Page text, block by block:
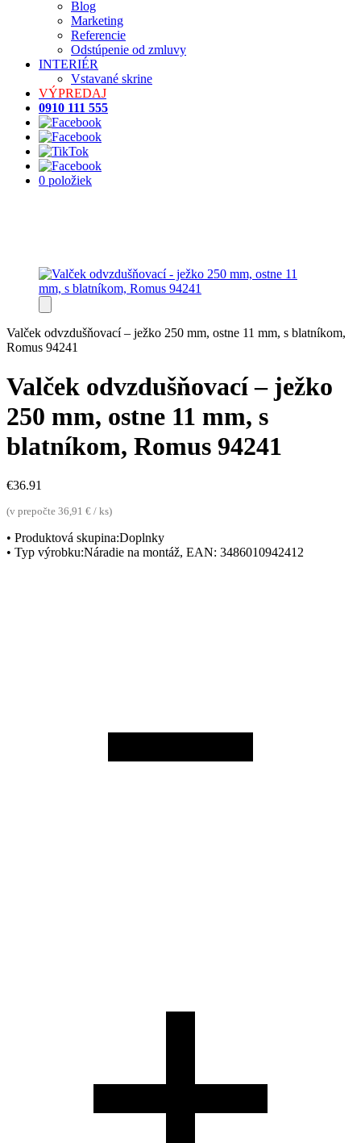
Blog
Marketing
Referencie
Odstúpenie od zmluvy
INTERIÉR
Vstavané skrine
VÝPREDAJ
0910 111 555
0 položiek
Valček odvzdušňovací – ježko 250 mm, ostne 11 mm, s blatníkom,
Romus 94241
Valček odvzdušňovací – ježko
250 mm, ostne 11 mm, s
blatníkom, Romus 94241
€36.91
(v prepočte 36,91 € / ks)
• Produktová skupina:Doplnky
• Typ výrobku:Náradie na montáž, EAN: 3486010942412